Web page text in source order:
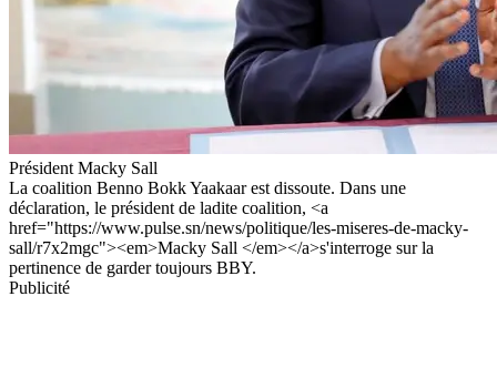
Président Macky Sall
La coalition Benno Bokk Yaakaar est dissoute. Dans une
déclaration, le président de ladite coalition, <a
href="https://www.pulse.sn/news/politique/les-miseres-de-macky-
sall/r7x2mgc"><em>Macky Sall </em></a>s'interroge sur la
pertinence de garder toujours BBY.
Publicité